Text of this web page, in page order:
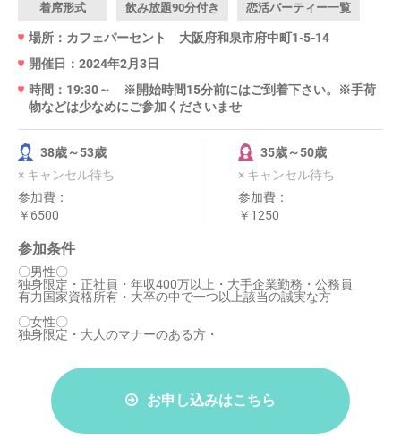
着席形式 飲み放題90分付き 恋活パーティー一覧
場所：カフェパーセント 大阪府和泉市府中町1-5-14
開催日：2024年2月3日
時間：19:30～ ※開始時間15分前にはご到着下さい。※手荷
物などは少なめにご参加くださいませ
38歳～53歳
× キャンセル待ち
参加費：
￥6500
35歳～50歳
× キャンセル待ち
参加費：
￥1250
参加条件
〇男性〇
独身限定・正社員・年収400万以上・大手企業勤務・公務員
有力国家資格所有・大卒の中で一つ以上該当の誠実な方
〇女性〇
独身限定・大人のマナーのある方・
お申し込みはこちら